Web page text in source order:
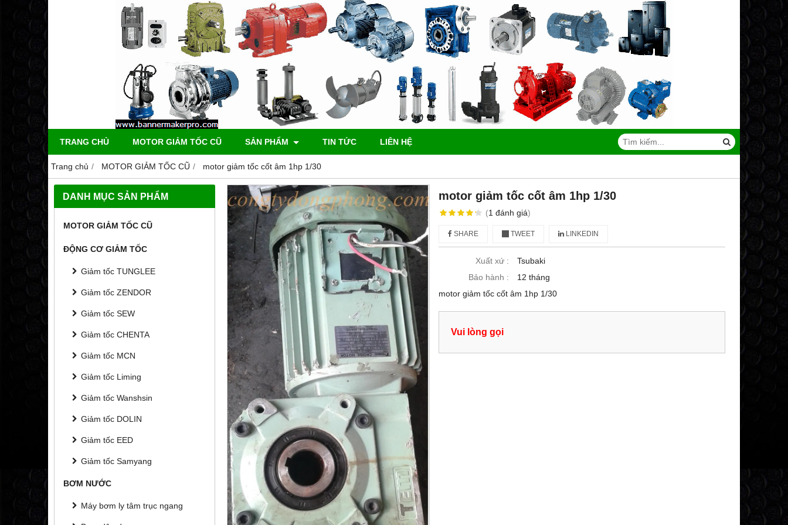
TRANG CHỦ MOTOR GIẢM TỐC CŨ SẢN PHẨM TIN TỨC LIÊN HỆ
Trang chủ MOTOR GIẢM TỐC CŨ motor giảm tốc cốt âm 1hp 1/30
DANH MỤC SẢN PHẨM
MOTOR GIẢM TỐC CŨ
ĐỘNG CƠ GIẢM TỐC
Giảm tốc TUNGLEE
Giảm tốc ZENDOR
Giảm tốc SEW
Giảm tốc CHENTA
Giảm tốc MCN
Giảm tốc Liming
Giảm tốc Wanshsin
Giảm tốc DOLIN
Giảm tốc EED
Giảm tốc Samyang
BƠM NƯỚC
Máy bơm ly tâm trục ngang
motor giảm tốc cốt âm 1hp 1/30
(1 đánh giá)
SHARE TWEET LINKEDIN
Xuất xứ :
Tsubaki
Bảo hành :
12 tháng
motor giảm tốc cốt âm 1hp 1/30
Vui lòng gọi